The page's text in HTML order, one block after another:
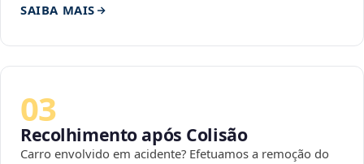
SAIBA MAIS
03
Recolhimento após Colisão
Carro envolvido em acidente? Efetuamos a remoção do